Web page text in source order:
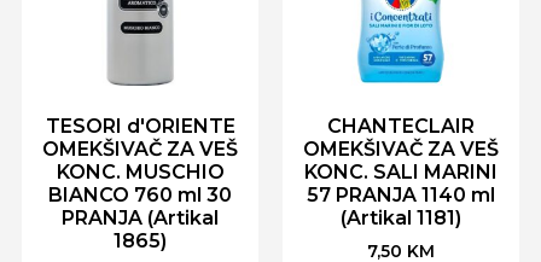
TESORI d'ORIENTE
OMEKŠIVAČ ZA VEŠ
KONC. MUSCHIO
BIANCO 760 ml 30
PRANJA (Artikal
1865)
CHANTECLAIR
OMEKŠIVAČ ZA VEŠ
KONC. SALI MARINI
57 PRANJA 1140 ml
(Artikal 1181)
7,50 KM